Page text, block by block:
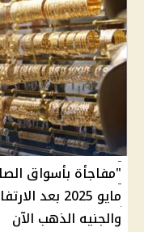
والجنيه الذهب الآن